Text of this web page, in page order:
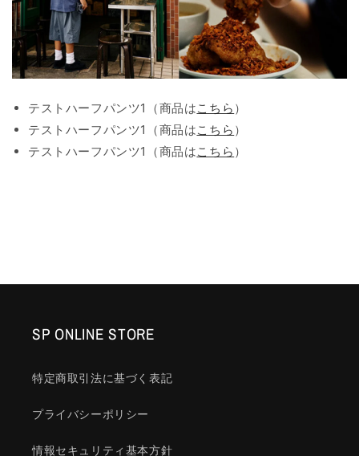
テストハーフパンツ1（商品はこちら ）
テストハーフパンツ1（商品はこちら ）
テストハーフパンツ1（商品はこちら ）
SP ONLINE STORE
特定商取引法に基づく表記
プライバシーポリシー
情報セキュリティ基本方針